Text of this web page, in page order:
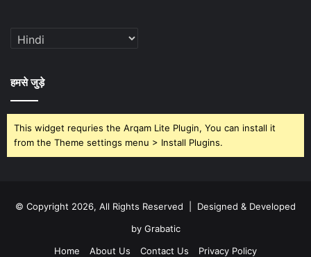
हमसे जुड़े
This widget requries the Arqam Lite Plugin, You can install it
from the Theme settings menu > Install Plugins.
© Copyright 2026, All Rights Reserved | Designed & Developed
by Grabatic
Home
About Us Contact Us Privacy Policy